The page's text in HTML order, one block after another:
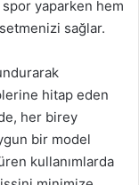
spor yaparken hem
sağlar.
hitap eden
her birey
bir model
kullanımlarda